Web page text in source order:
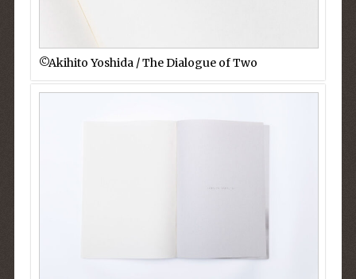
©︎Akihito Yoshida / The Dialogue of Two